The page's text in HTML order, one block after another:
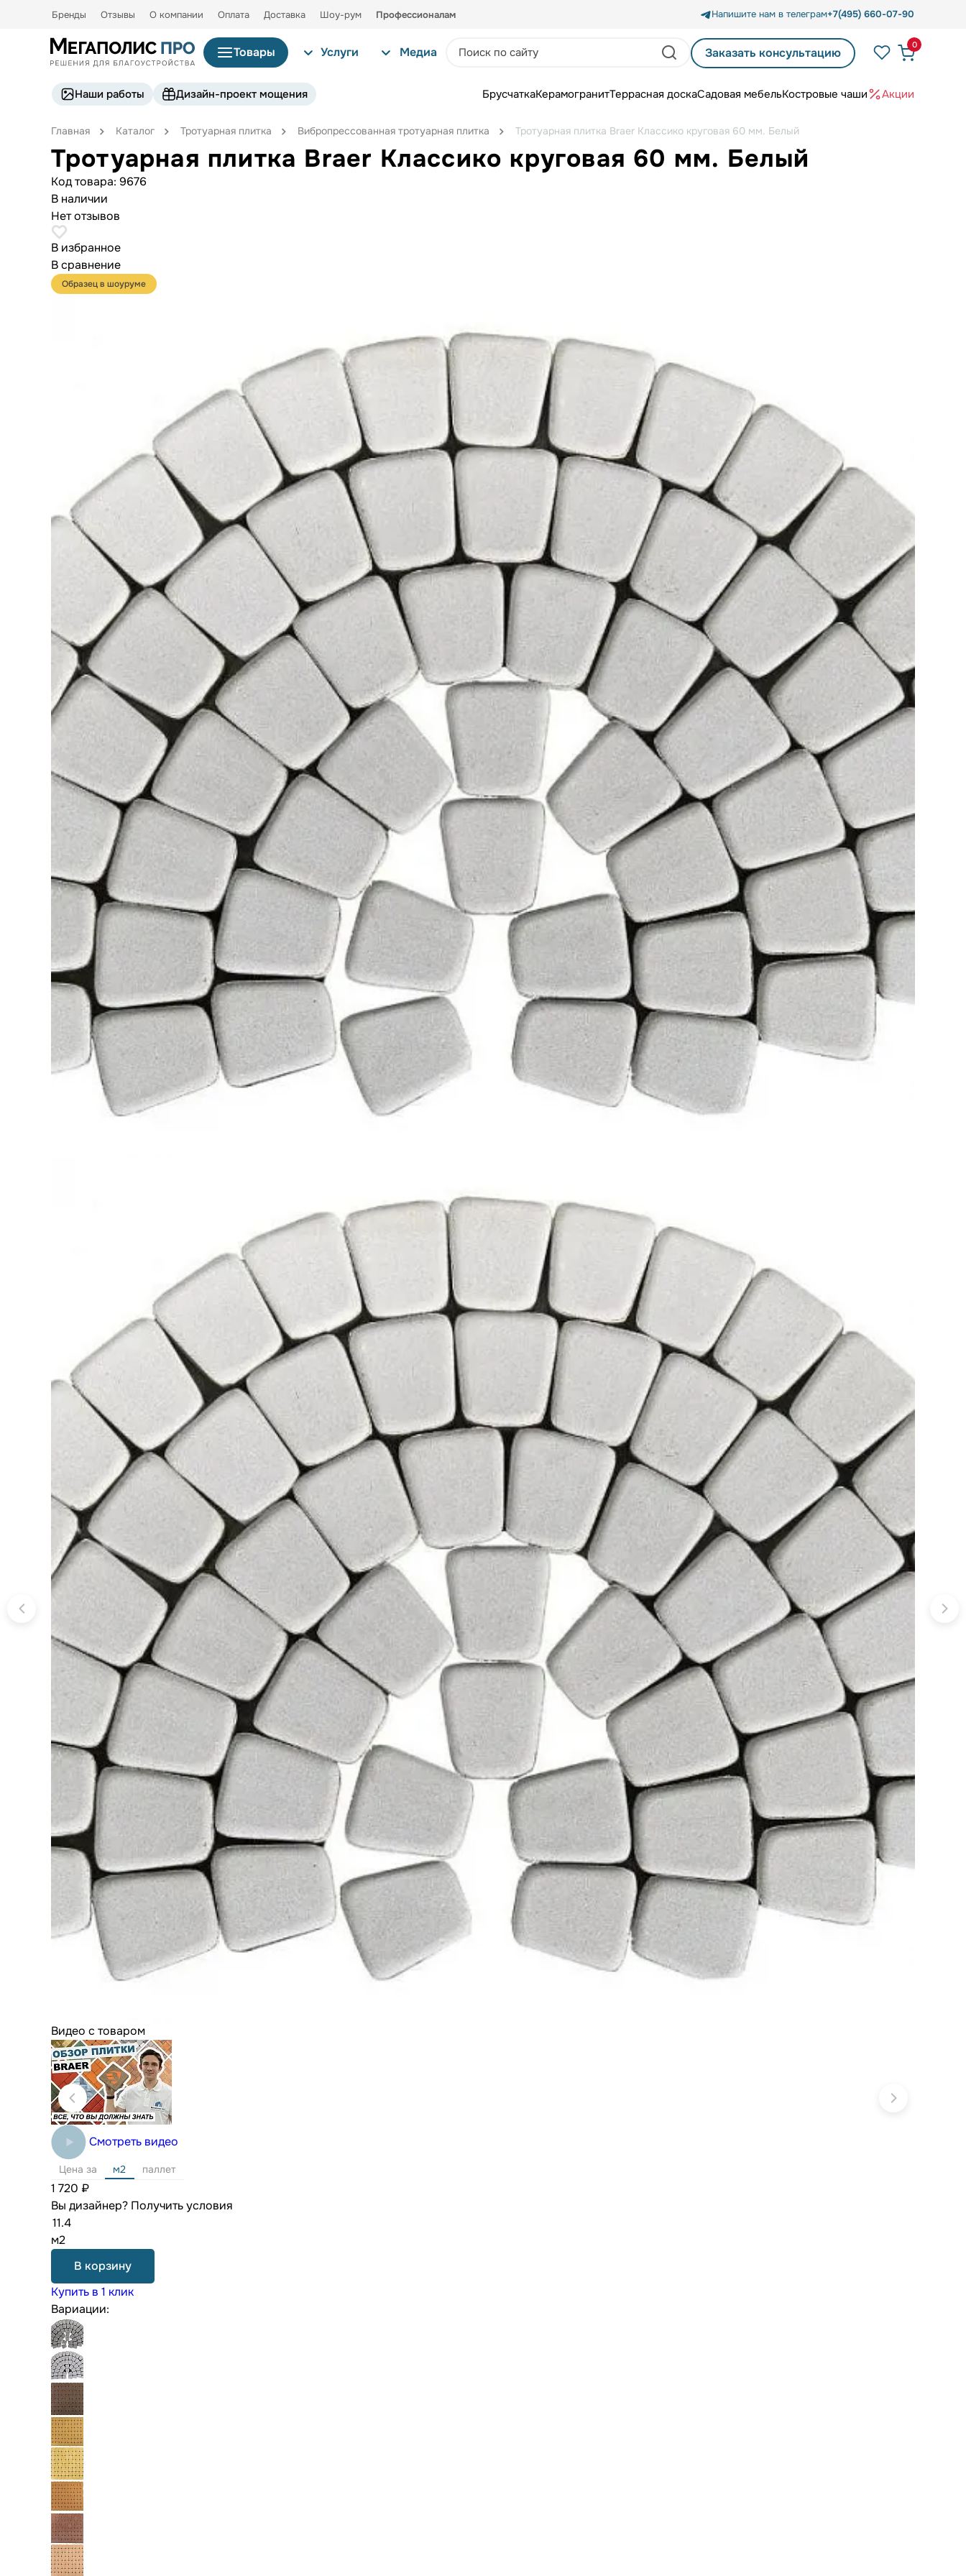
Бренды Отзывы О компании Оплата Доставка Шоу-рум Профессионалам Напишите нам в телеграм+7(495) 660-07-90
Товары Услуги Медиа Заказать консультацию
0
Наши работы Дизайн-проект мощения БрусчаткаКерамогранитТеррасная доскаСадовая мебельКостровые чаши Акции
Главная Каталог Тротуарная плитка Вибропрессованная тротуарная плитка Тротуарная плитка Braer Классико круговая 60 мм. Белый
Тротуарная плитка Braer Классико круговая 60 мм. Белый
Код товара: 9676
В наличии
Нет отзывов
В избранное
В сравнение
Образец в шоуруме
Видео с товаром
Смотреть видео
Цена за м2 паллет
1 720 ₽
Вы дизайнер? Получить условия
м2
В корзину
Купить в 1 клик
Вариации: